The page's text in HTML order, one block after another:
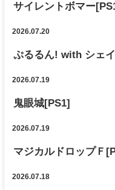
サイレントボマー
2026.07.20
ぷるるん! with シェ
2026.07.19
鬼眼城[PS1]
2026.07.19
マジカルドロップＦ
2026.07.18